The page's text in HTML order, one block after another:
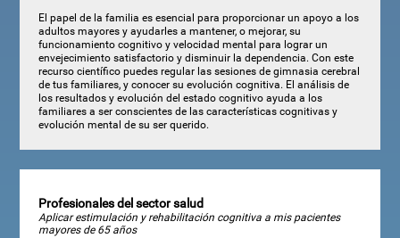
El papel de la familia es esencial para proporcionar un apoyo a los
adultos mayores y ayudarles a mantener, o mejorar, su
funcionamiento cognitivo y velocidad mental para lograr un
envejecimiento satisfactorio y disminuir la dependencia. Con este
recurso científico puedes regular las sesiones de gimnasia cerebral
de tus familiares, y conocer su evolución cognitiva. El análisis de
los resultados y evolución del estado cognitivo ayuda a los
familiares a ser conscientes de las características cognitivas y
evolución mental de su ser querido.
Profesionales del sector salud
Aplicar estimulación y rehabilitación cognitiva a mis pacientes
mayores de 65 años